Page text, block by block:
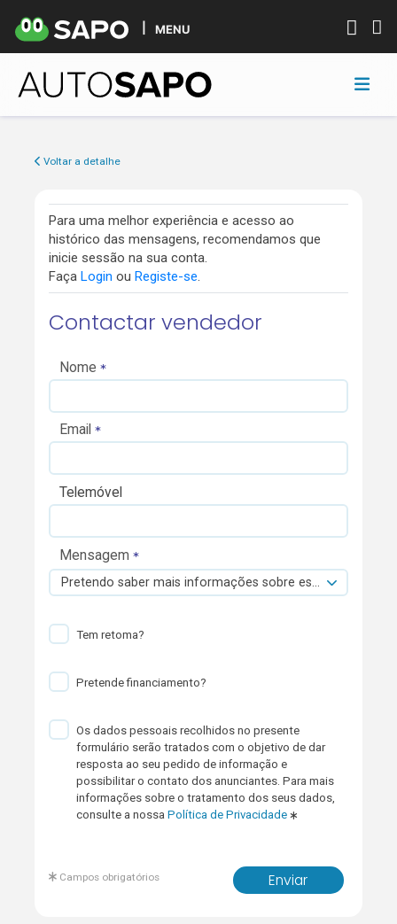
MENU
Voltar a detalhe
Para uma melhor experiência e acesso ao
histórico das mensagens, recomendamos que
inicie sessão na sua conta.
Faça Login ou Registe-se.
Contactar vendedor
Nome
Email
Telemóvel
Mensagem
Pretendo saber mais informações sobre esta viatura.
Tem retoma?
Pretende financiamento?
Os dados pessoais recolhidos no presente
formulário serão tratados com o objetivo de dar
resposta ao seu pedido de informação e
possibilitar o contato dos anunciantes. Para mais
informações sobre o tratamento dos seus dados,
consulte a nossaPolítica de Privacidade
Enviar
Campos obrigatórios